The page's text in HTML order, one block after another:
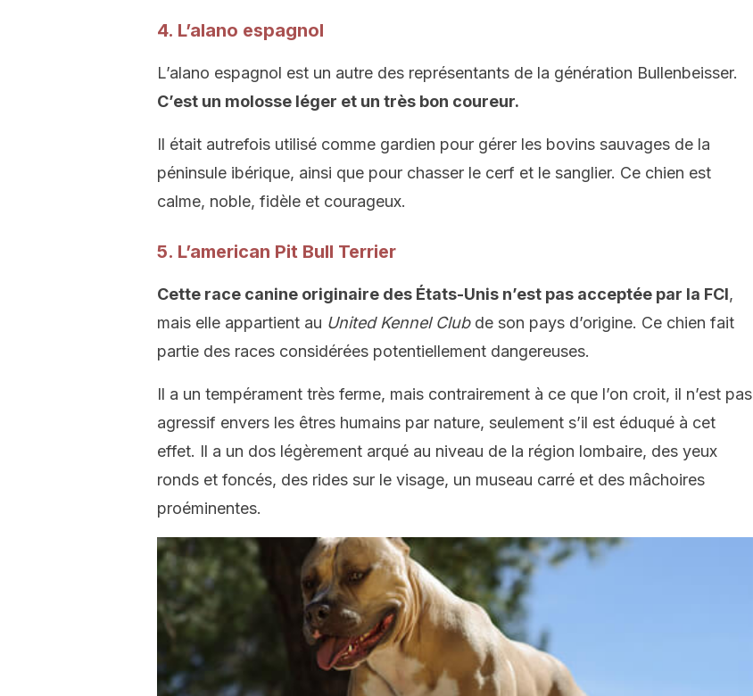
4. L’alano espagnol
L’alano espagnol est un autre des représentants de la génération Bullenbeisser.
C’est un molosse léger et un très bon coureur.
Il était autrefois utilisé comme gardien pour gérer les bovins sauvages de la
péninsule ibérique, ainsi que pour chasser le cerf et le sanglier. Ce chien est
calme, noble, fidèle et courageux.
5. L’american Pit Bull Terrier
Cette race canine originaire des États-Unis n’est pas acceptée par la FCI,
mais elle appartient au United Kennel Clubde son pays d’origine. Ce chien fait
partie des races considérées potentiellement dangereuses.
Il a un tempérament très ferme, mais contrairement à ce que l’on croit, il n’est pas
agressif envers les êtres humains par nature, seulement s’il est éduqué à cet
effet. Il a un dos légèrement arqué au niveau de la région lombaire, des yeux
ronds et foncés, des rides sur le visage, un museau carré et des mâchoires
proéminentes.